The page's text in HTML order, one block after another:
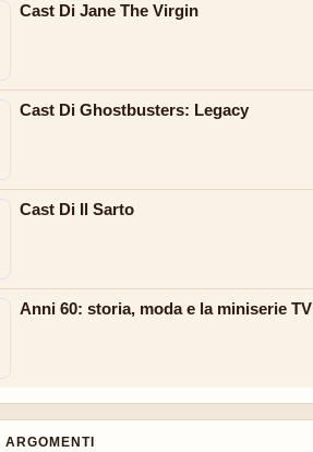
Cast Di Jane The Virgin
Cast Di Ghostbusters: Legacy
Cast Di Il Sarto
Anni 60: storia, moda e la miniserie TV